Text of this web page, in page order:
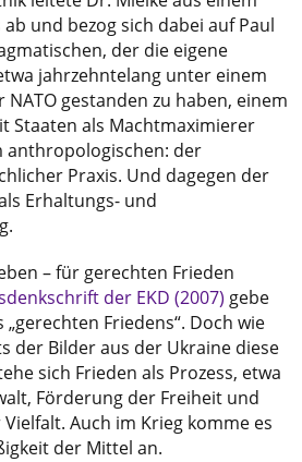
und bezog sich dabei auf Paul
der die eigene
jahrzehntelang unter einem
gestanden zu haben, einem
Staaten als Machtmaximierer
anthropologischen: der
Praxis. Und dagegen der
Erhaltungs- und
– für gerechten Frieden
der EKD (2007) gebe
Friedens“. Doch wie
der Bilder aus der Ukraine diese
sich Frieden als Prozess, etwa
Förderung der Freiheit und
Auch im Krieg komme es
der Mittel an.